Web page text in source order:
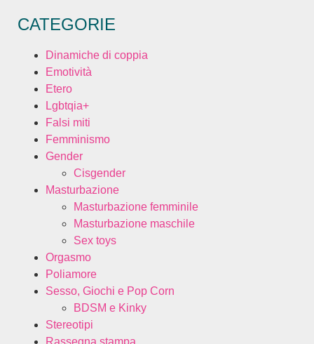
CATEGORIE
Dinamiche di coppia
Emotività
Etero
Lgbtqia+
Falsi miti
Femminismo
Gender
Cisgender
Masturbazione
Masturbazione femminile
Masturbazione maschile
Sex toys
Orgasmo
Poliamore
Sesso, Giochi e Pop Corn
BDSM e Kinky
Stereotipi
Rassegna stampa